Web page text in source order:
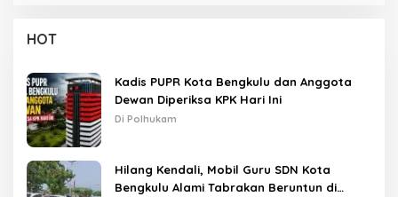
HOT
Kadis PUPR Kota Bengkulu dan Anggota
Dewan Diperiksa KPK Hari Ini
Di Polhukam
Hilang Kendali, Mobil Guru SDN Kota
Bengkulu Alami Tabrakan Beruntun di